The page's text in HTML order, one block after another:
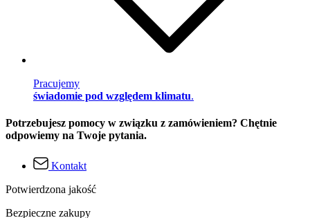
Pracujemy
świadomie pod względem klimatu.
Potrzebujesz pomocy w związku z zamówieniem? Chętnie
odpowiemy na Twoje pytania.
Kontakt
Potwierdzona jakość
Bezpieczne zakupy